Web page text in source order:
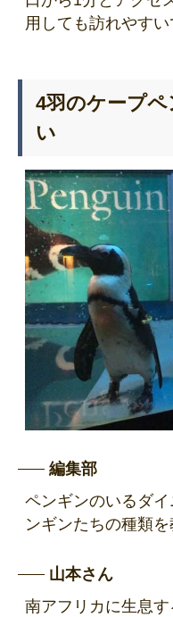
用しても訪れやすい
4羽のケープ
い
編集部
ペンギンのいるダ
ンギンたちの種類を
山本さん
南アフリカに生息す